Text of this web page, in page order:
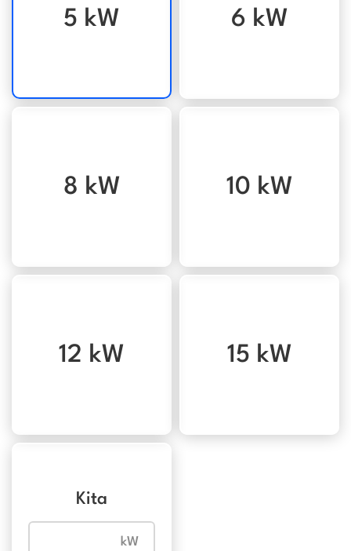
5 kW 6 kW
8 kW 10 kW
12 kW 15 kW
Kita